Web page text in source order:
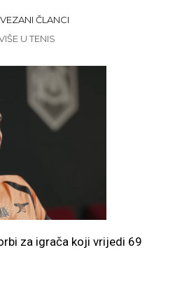
ČLANCI
U TENIS
za igrača koji vrijedi 69